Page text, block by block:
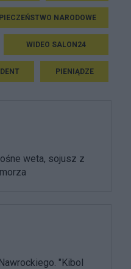
NARODOWE
WIDEO SALON24
PIENIĄDZE
weta, sojusz z
"Kibol